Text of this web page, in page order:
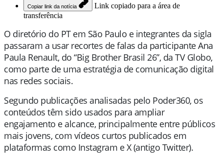
Copiar link da notícia
Link copiado para a área de
transferência
O diretório do PT em São Paulo e integrantes da sigla
passaram a usar recortes de falas da participante Ana
Paula Renault, do “Big Brother Brasil 26”, da TV Globo,
como parte de uma estratégia de comunicação digital
nas redes sociais.
Segundo publicações analisadas pelo Poder360, os
conteúdos têm sido usados para ampliar
engajamento e alcance, principalmente entre públicos
mais jovens, com vídeos curtos publicados em
plataformas como Instagram e X (antigo Twitter).